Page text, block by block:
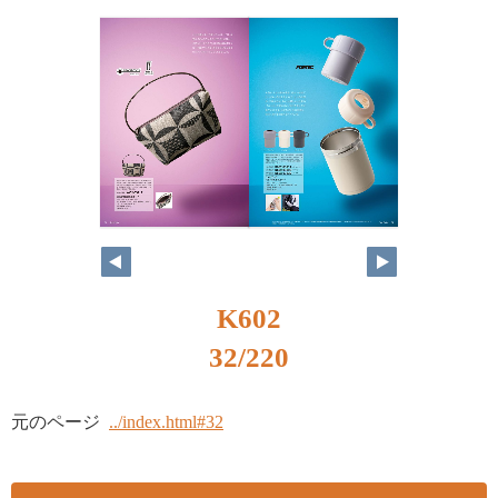
K602
32/220
元のページ ../index.html#32